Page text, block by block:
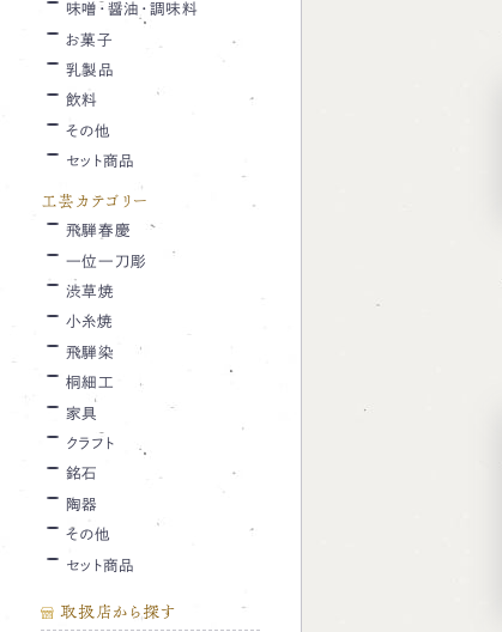
味噌・醤油・調味料
お菓子
乳製品
飲料
その他
セット商品
工芸カテゴリー
飛騨春慶
一位一刀彫
渋草焼
小糸焼
飛騨染
桐細工
家具
クラフト
銘石
陶器
その他
セット商品
取扱店から探す